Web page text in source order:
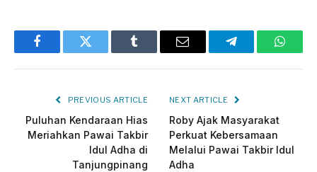
FacebookTwitter Tumblr Email Telegram
PREVIOUS ARTICLE
Puluhan Kendaraan Hias
Meriahkan Pawai Takbir
Idul Adha di
Tanjungpinang
NEXT ARTICLE
Roby Ajak Masyarakat
Perkuat Kebersamaan
Melalui Pawai Takbir Idul
Adha